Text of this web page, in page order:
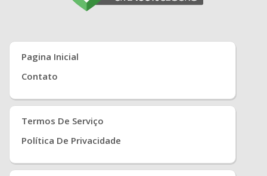
Pagina Inicial
Contato
Termos De Serviço
Política De Privacidade